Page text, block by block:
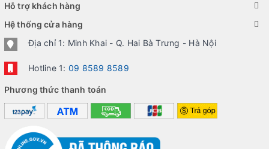
Hỗ trợ khách hàng
Hệ thống cửa hàng
Địa chỉ 1: Minh Khai - Q. Hai Bà Trưng - Hà Nội
Hotline 1: 09 8589 8589
Phương thức thanh toán